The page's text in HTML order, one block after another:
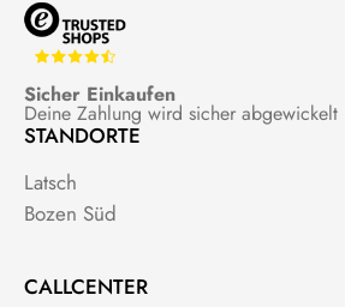
Sicher Einkaufen
Deine Zahlung wird sicher abgewickelt
STANDORTE
Latsch
Bozen Süd
CALLCENTER